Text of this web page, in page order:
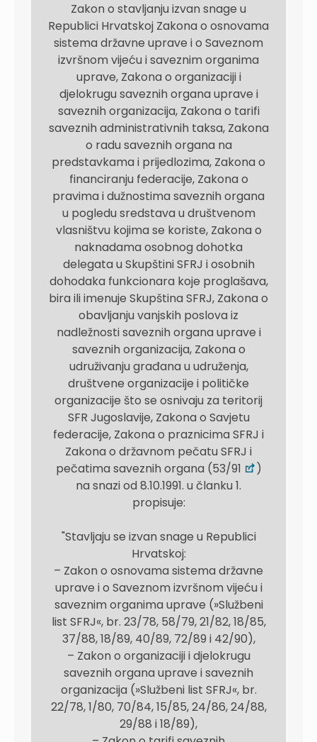
Zakon o stavljanju izvan snage u
Republici Hrvatskoj Zakona o osnovama
sistema državne uprave i o Saveznom
izvršnom vijeću i saveznim organima
uprave, Zakona o organizaciji i
djelokrugu saveznih organa uprave i
saveznih organizacija, Zakona o tarifi
saveznih administrativnih taksa, Zakona
o radu saveznih organa na
predstavkama i prijedlozima, Zakona o
financiranju federacije, Zakona o
pravima i dužnostima saveznih organa
u pogledu sredstava u društvenom
vlasništvu kojima se koriste, Zakona o
naknadama osobnog dohotka
delegata u Skupštini SFRJ i osobnih
dohodaka funkcionara koje proglašava,
bira ili imenuje Skupština SFRJ, Zakona o
obavljanju vanjskih poslova iz
nadležnosti saveznih organa uprave i
saveznih organizacija, Zakona o
udruživanju građana u udruženja,
društvene organizacije i političke
organizacije što se osnivaju za teritorij
SFR Jugoslavije, Zakona o Savjetu
federacije, Zakona o praznicima SFRJ i
Zakona o državnom pečatu SFRJ i
pečatima saveznih organa (53/91
)
na snazi od 8.10.1991. u članku 1.
propisuje:
"Stavljaju se izvan snage u Republici
Hrvatskoj:
– Zakon o osnovama sistema državne
uprave i o Saveznom izvršnom vijeću i
saveznim organima uprave (»Službeni
list SFRJ«, br. 23/78, 58/79, 21/82, 18/85,
37/88, 18/89, 40/89, 72/89 i 42/90),
– Zakon o organizaciji i djelokrugu
saveznih organa uprave i saveznih
organizacija (»Službeni list SFRJ«, br.
22/78, 1/80, 70/84, 15/85, 24/86, 24/88,
29/88 i 18/89),